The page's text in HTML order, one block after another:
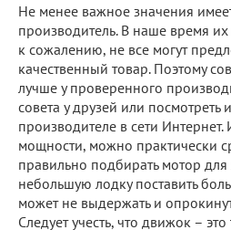
Не менее важное значения
производитель. В наше время
к сожалению, не все могут
качественный товар. Поэтому
лучше у проверенного
совета у друзей или
производителе в сети Интернет.
мощности, можно практически
правильно подбирать мотор
небольшую лодку поставить
может не выдержать и
Следует учесть, что движок – это